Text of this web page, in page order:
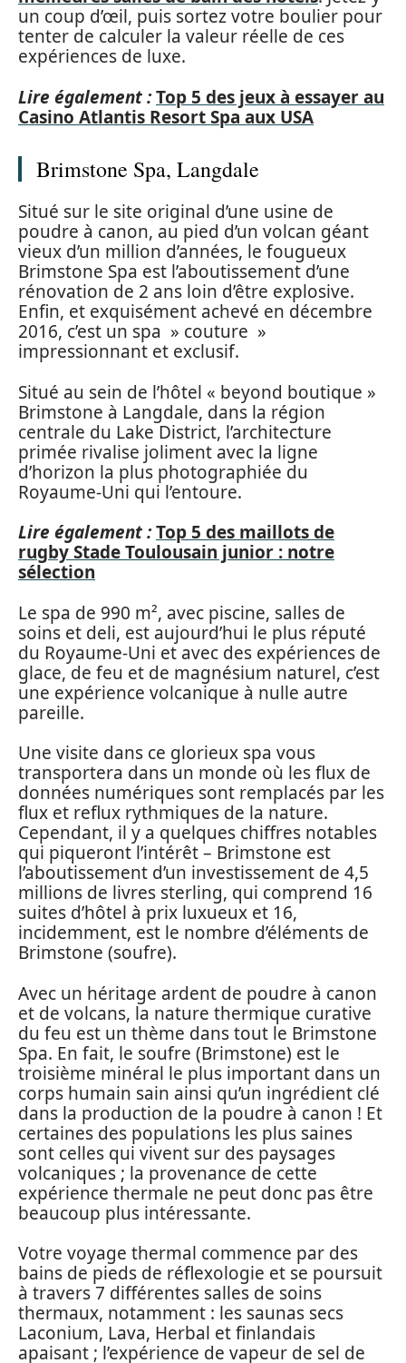
un coup d’œil, puis sortez votre boulier pour
tenter de calculer la valeur réelle de ces
expériences de luxe.
Lire également :Top 5 des jeux à essayer au
Casino Atlantis Resort Spa aux USA
Brimstone Spa, Langdale
Situé sur le site original d’une usine de
poudre à canon, au pied d’un volcan géant
vieux d’un million d’années, le fougueux
Brimstone Spa est l’aboutissement d’une
rénovation de 2 ans loin d’être explosive.
Enfin, et exquisément achevé en décembre
2016, c’est un spa » couture »
impressionnant et exclusif.
Situé au sein de l’hôtel « beyond boutique »
Brimstone à Langdale, dans la région
centrale du Lake District, l’architecture
primée rivalise joliment avec la ligne
d’horizon la plus photographiée du
Royaume-Uni qui l’entoure.
Lire également :Top 5 des maillots de
rugby Stade Toulousain junior : notre
sélection
Le spa de 990 m², avec piscine, salles de
soins et deli, est aujourd’hui le plus réputé
du Royaume-Uni et avec des expériences de
glace, de feu et de magnésium naturel, c’est
une expérience volcanique à nulle autre
pareille.
Une visite dans ce glorieux spa vous
transportera dans un monde où les flux de
données numériques sont remplacés par les
flux et reflux rythmiques de la nature.
Cependant, il y a quelques chiffres notables
qui piqueront l’intérêt – Brimstone est
l’aboutissement d’un investissement de 4,5
millions de livres sterling, qui comprend 16
suites d’hôtel à prix luxueux et 16,
incidemment, est le nombre d’éléments de
Brimstone (soufre).
Avec un héritage ardent de poudre à canon
et de volcans, la nature thermique curative
du feu est un thème dans tout le Brimstone
Spa. En fait, le soufre (Brimstone) est le
troisième minéral le plus important dans un
corps humain sain ainsi qu’un ingrédient clé
dans la production de la poudre à canon ! Et
certaines des populations les plus saines
sont celles qui vivent sur des paysages
volcaniques ; la provenance de cette
expérience thermale ne peut donc pas être
beaucoup plus intéressante.
Votre voyage thermal commence par des
bains de pieds de réflexologie et se poursuit
à travers 7 différentes salles de soins
thermaux, notamment : les saunas secs
Laconium, Lava, Herbal et finlandais
apaisant ; l’expérience de vapeur de sel de